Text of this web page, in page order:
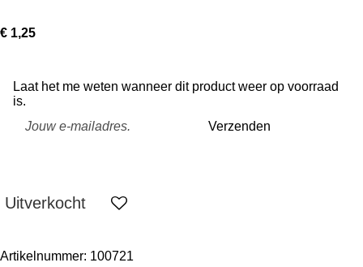
€ 1,25
Laat het me weten wanneer dit product weer op voorraad
is.
Verzenden
Uitverkocht
Artikelnummer: 100721